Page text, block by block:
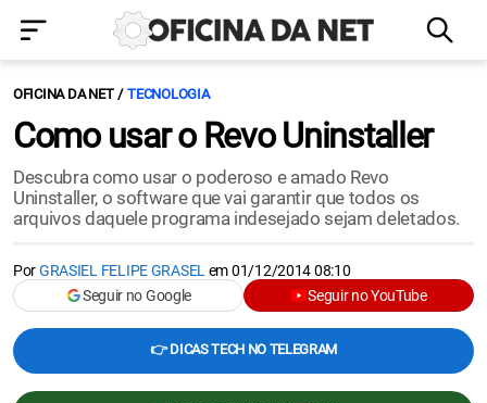
OFICINA DA NET TECNOLOGIA
Como usar o Revo Uninstaller
Descubra como usar o poderoso e amado Revo
Uninstaller, o software que vai garantir que todos os
arquivos daquele programa indesejado sejam deletados.
PorGRASIEL FELIPE GRASEL em01/12/2014 08:10
Seguir no Google
Seguir no YouTube
👉 DICAS TECH NO TELEGRAM